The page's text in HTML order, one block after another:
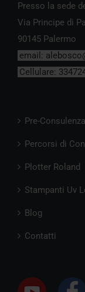
Presso la sede
Via Principe di
90145 Palermo
email:
Cellulare:
Pre-Consulenza
Percorsi di
Plotter Roland
Stampanti Uv
Blog
Contatti